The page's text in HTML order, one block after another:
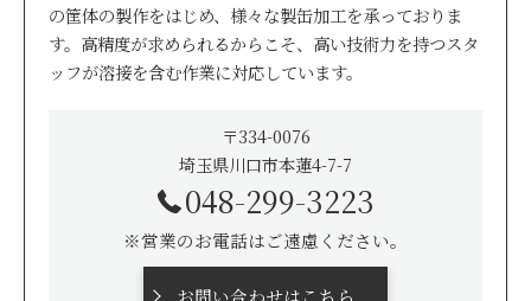
の筐体の製作をはじめ、様々な製缶加工を承っておりま
す。高精度が求められるからこそ、高い技術力を持つスタ
ッフが溶接を含む作業に対応しています。
〒334-0076
埼玉県川口市本蓮4-7-7
048-299-3223
※営業のお電話はご遠慮ください。
お問い合わせはこちら